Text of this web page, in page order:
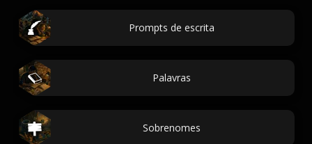
Prompts de escrita
Palavras
Sobrenomes